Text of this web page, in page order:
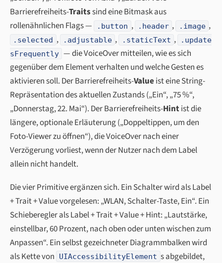
Barrierefreiheits-Traitssind eine Bitmask aus
rollenähnlichen Flags —
.button , .header , .image ,
.selected , .adjustable , .staticText ,
.update
sFrequently — die VoiceOver mitteilen, wie es sich
gegenüber dem Element verhalten und welche Gesten es
aktivieren soll. Der Barrierefreiheits-Valueist eine String-
Repräsentation des aktuellen Zustands („Ein“, „75 %“,
„Donnerstag, 22. Mai“). Der Barrierefreiheits-Hintist die
längere, optionale Erläuterung („Doppeltippen, um den
Foto-Viewer zu öffnen“), die VoiceOver nach einer
Verzögerung vorliest, wenn der Nutzer nach dem Label
allein nicht handelt.
Die vier Primitive ergänzen sich. Ein Schalter wird als Label
+ Trait + Value vorgelesen: „WLAN, Schalter-Taste, Ein“. Ein
Schieberegler als Label + Trait + Value + Hint: „Lautstärke,
einstellbar, 60 Prozent, nach oben oder unten wischen zum
Anpassen“. Ein selbst gezeichneter Diagrammbalken wird
als Kette von
UIAccessibilityElement s abgebildet,